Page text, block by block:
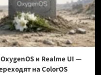
и Realme UI —
на ColorOS